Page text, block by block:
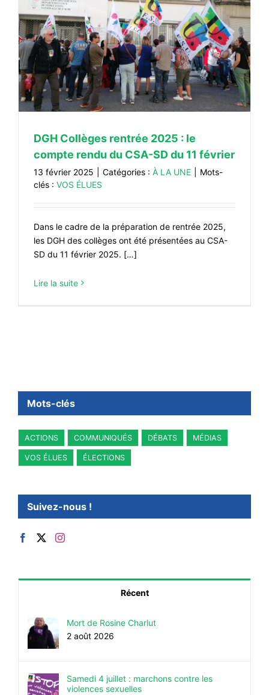
DGH Collèges rentrée 2025 : le
compte rendu du CSA-SD du 11 février
13 février 2025 Catégories : À LA UNE
Mots-
clés : VOS ÉLUES
Dans le cadre de la préparation de rentrée 2025,
les DGH des collèges ont été présentées au CSA-
SD du 11 février 2025. […]
Lire la suite
Mots-clés
ACTIONS COMMUNIQUÉS DÉBATS MÉDIAS
VOS ÉLUES ÉLECTIONS
Suivez-nous !
Récent
Mort de Rosine Charlut
2 août 2026
Samedi 4 juillet : marchons contre les
violences sexuelles